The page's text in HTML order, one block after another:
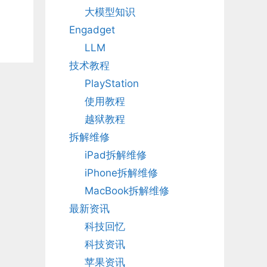
大模型知识
Engadget
LLM
技术教程
PlayStation
使用教程
越狱教程
拆解维修
iPad拆解维修
iPhone拆解维修
MacBook拆解维修
最新资讯
科技回忆
科技资讯
苹果资讯